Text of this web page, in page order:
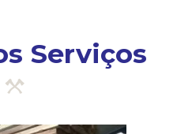
Serviços